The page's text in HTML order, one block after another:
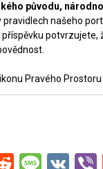
původu,
pravidlech našeho
potvrzujete,
Pravého